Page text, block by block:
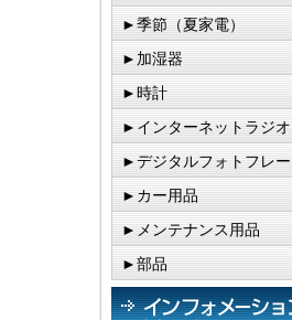
►季節（夏家電）
►加湿器
►時計
►インターネットラジオ
►デジタルフォトフレ
►カー用品
►メンテナンス用品
►部品